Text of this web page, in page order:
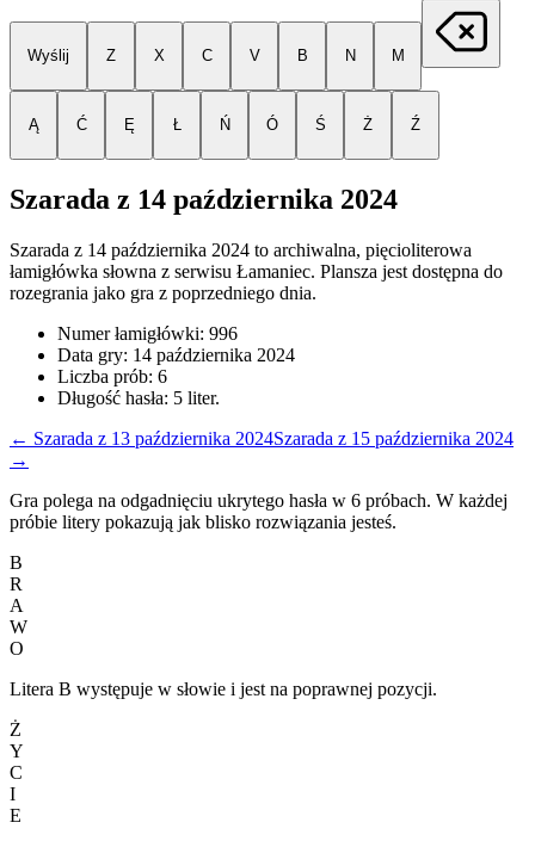
Wyślij Z X C V B N M
Ą Ć Ę Ł Ń Ó Ś Ż Ź
Szarada z 14 października 2024
Szarada z 14 października 2024 to archiwalna, pięcioliterowa
łamigłówka słowna z serwisu Łamaniec. Plansza jest dostępna do
rozegrania jako gra z poprzedniego dnia.
Numer łamigłówki: 996
Data gry: 14 października 2024
Liczba prób: 6
Długość hasła: 5 liter.
← Szarada z 13 października 2024Szarada z 15 października 2024
→
Gra polega na odgadnięciu ukrytego hasła w 6 próbach. W każdej
próbie litery pokazują jak blisko rozwiązania jesteś.
B
R
A
W
O
Litera B występuje w słowie i jest na poprawnej pozycji.
Ż
Y
C
I
E